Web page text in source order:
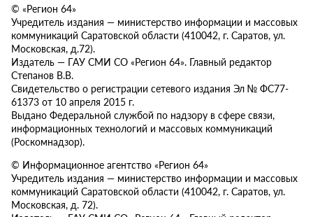
© «Регион 64»
Учредитель издания — министерство информации и массовых
коммуникаций Саратовской области (410042, г. Саратов, ул.
Московская, д.72).
Издатель — ГАУ СМИ СО «Регион 64». Главный редактор
Степанов В.В.
Свидетельство о регистрации сетевого издания Эл № ФС77-
61373 от 10 апреля 2015 г.
Выдано Федеральной службой по надзору в сфере связи,
информационных технологий и массовых коммуникаций
(Роскомнадзор).
© Информационное агентство «Регион 64»
Учредитель издания — министерство информации и массовых
коммуникаций Саратовской области (410042, г. Саратов, ул.
Московская, д. 72).